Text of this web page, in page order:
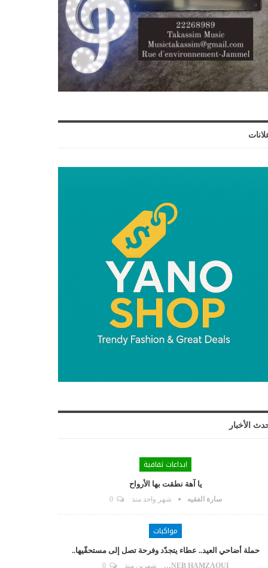
الأخبار
ابداعات ثقافية
يا آهة نطقت بها الأرواح
سارة الفقيه شهر واحد منذ 0
مواكبات
حملة أضاحي العيد.. عطاء يتجدّد وفرحة تصل إلى مستحقّيها..
ZAYNEB HAMZAOUI شهرين منذ 0